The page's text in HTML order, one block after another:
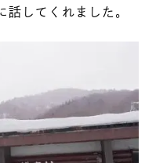
話してくれました。